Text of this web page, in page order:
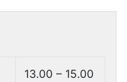
13.00 – 15.00